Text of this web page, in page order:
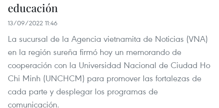
educación
13/09/2022 11:46
La sucursal de la Agencia vietnamita de Noticias (VNA)
en la región sureña firmó hoy un memorando de
cooperación con la Universidad Nacional de Ciudad Ho
Chi Minh (UNCHCM) para promover las fortalezas de
cada parte y desplegar los programas de
comunicación.